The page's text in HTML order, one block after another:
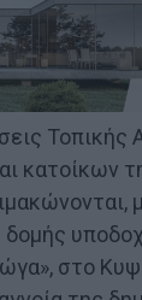
Τοπικής
κατοίκων
δομής
στο